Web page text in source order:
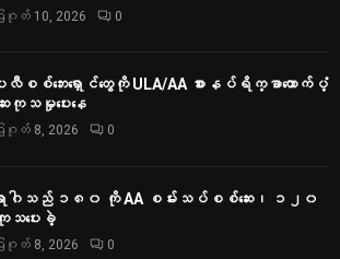
ဂုတ် 10, 2026 0
စစ်ဘေးရှောင်တွေကို ULA/AA စားနပ်ရိက္ခာထောက်ပံ့
ဆေးကုသမှုပေးနေ
ဂုတ် 8, 2026 0
ရောဂါသည် ၁၈၀ ကို AA စမ်းသပ်စစ်ဆေး၊ ၁၂၀
သပေးခဲ့
ဂုတ် 8, 2026 0